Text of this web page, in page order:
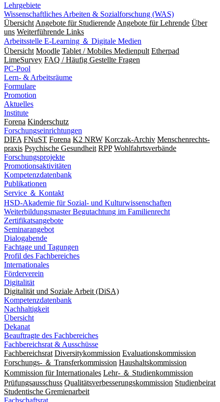
Lehrgebiete
Wissenschaftliches Arbeiten & Sozialforschung (WAS)
Übersicht Angebote für Studierende Angebote für Lehrende Über
uns Weiterführende Links
Arbeitsstelle E-Learning ＆ Digitale Medien
Übersicht Moodle Tablet / Mobiles Medienpult Etherpad
LimeSurvey FAQ / Häufig Gestellte Fragen
PC-Pool
Lern- & Arbeitsräume
Formulare
Promotion
Aktuelles
Institute
Forena Kinderschutz
Forschungseinrichtungen
DIFA FNuST Forena K2 NRW Korczak-Archiv Men­schen­rechts­
praxis Psy­chische Gesund­heit RPP Wohlfahrts­verbände
Forschungsprojekte
Promotionsaktivitäten
Kompetenzdatenbank
Publikationen
Service ＆ Kontakt
HSD-Akademie für Sozial- und Kulturwissenschaften
Weiterbildungsmaster Begutachtung im Familienrecht
Zertifikatsangebote
Seminarangebot
Dialogabende
Fachtage und Tagungen
Profil des Fachbereiches
Internationales
Förderverein
Digitalität
Digitalität und Soziale Arbeit (DiSA)
Kompetenzdatenbank
Nachhaltigkeit
Übersicht
Dekanat
Beauftragte des Fachbereiches
Fachbereichsrat & Ausschüsse
Fachbereichsrat Diversitykommission Evaluationskommission
Forschungs- ＆ Transferkommission Haushaltskommission
Kommission für Internationales Lehr- ＆ Studienkommission
Prüfungsausschuss Qualitätsverbesserungskommission Studienbeirat
Studentische Gremienarbeit
Fachschaftsrat